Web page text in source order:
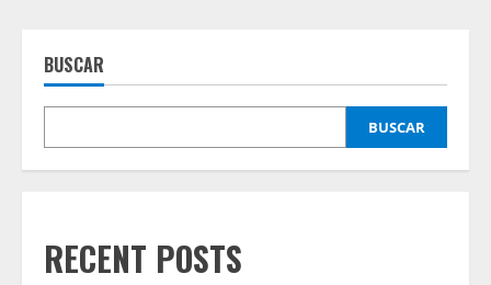
BUSCAR
BUSCAR
RECENT POSTS